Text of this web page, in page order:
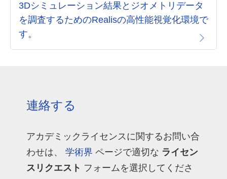
3Dシミュレーション結果とジオメトリデータ
を調査するためのRealisの高性能視覚化環境で
す。
連絡する
アカデミックライセンスに関するお問い合
わせは、 学術界 ページで適切な ライセン
スリクエスト フォームを選択してくださ